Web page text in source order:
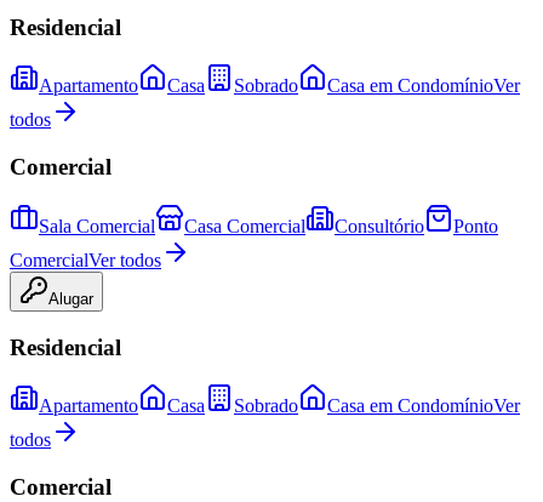
Residencial
Apartamento Casa Sobrado Casa em CondomínioVer
todos
Comercial
Sala Comercial Casa Comercial Consultório
Ponto
ComercialVer todos
Alugar
Residencial
Apartamento Casa Sobrado Casa em CondomínioVer
todos
Comercial